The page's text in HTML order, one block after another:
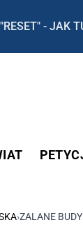
- JAK
›ZALANE